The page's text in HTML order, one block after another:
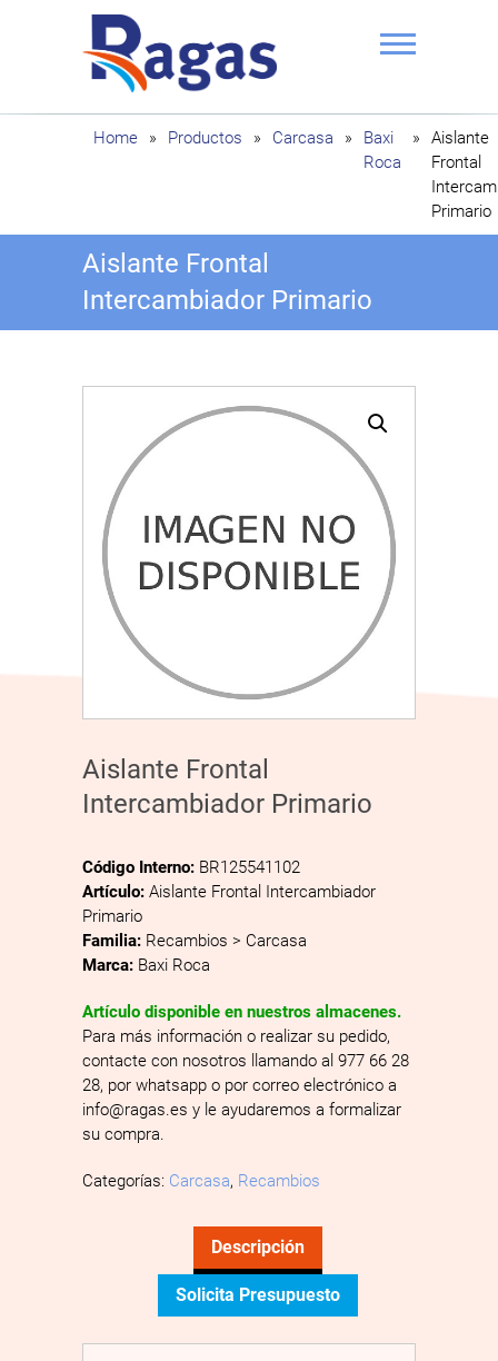
Ragas
Home » Productos » Carcasa »
Baxi
Roca
»
Aislante
Frontal
Primario
Aislante Frontal
Intercambiador Primario
Aislante Frontal
Intercambiador Primario
Código Interno: BR125541102
Artículo: Aislante Frontal Intercambiador
Primario
Familia: Recambios > Carcasa
Marca: Baxi Roca
Artículo disponible en nuestros almacenes.
Para más información o realizar su pedido,
contacte con nosotros llamando al 977 66 28
28, por whatsapp o por correo electrónico a
info@ragas.es y le ayudaremos a formalizar
su compra.
Categorías: Carcasa, Recambios
Descripción
Solicita Presupuesto